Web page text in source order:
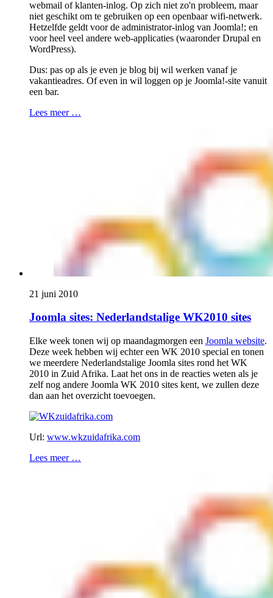
webmail of klanten-inlog. Op zich niet zo'n probleem, maar
niet geschikt om te gebruiken op een openbaar wifi-netwerk.
Hetzelfde geldt voor de administrator-inlog van Joomla!; en
voor heel veel andere web-applicaties (waaronder Drupal en
WordPress).
Dus: pas op als je even je blog bij wil werken vanaf je
vakantieadres. Of even in wil loggen op je Joomla!-site vanuit
een bar.
Lees meer …
21 juni 2010
Joomla sites: Nederlandstalige WK2010 sites
Elke week tonen wij op maandagmorgen een Joomla website.
Deze week hebben wij echter een WK 2010 special en tonen
we meerdere Nederlandstalige Joomla sites rond het WK
2010 in Zuid Afrika. Laat het ons in de reacties weten als je
zelf nog andere Joomla WK 2010 sites kent, we zullen deze
dan aan het overzicht toevoegen.
Url: www.wkzuidafrika.com
Lees meer …